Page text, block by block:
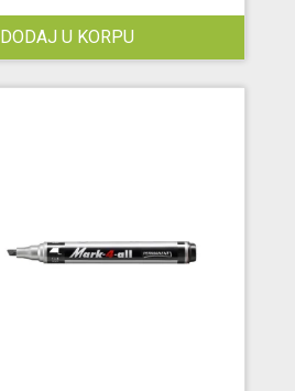
DODAJ U KORPU